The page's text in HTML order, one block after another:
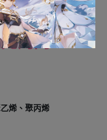
封
詢問
烯、聚丙烯